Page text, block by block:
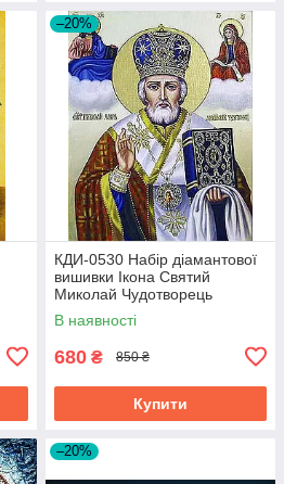
–20%
КДИ-0530 Набір діамантової
вишивки Ікона Святий
Миколай Чудотворець
В наявності
680 ₴ 850 ₴
Купити
–20%